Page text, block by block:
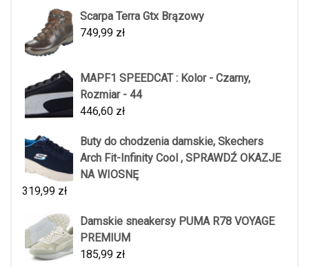
Scarpa Terra Gtx Brązowy
749,99 zł
MAPF1 SPEEDCAT : Kolor - Czarny,
Rozmiar - 44
446,60 zł
Buty do chodzenia damskie, Skechers
Arch Fit-Infinity Cool , SPRAWDŹ OKAZJE
NA WIOSNĘ
319,99 zł
Damskie sneakersy PUMA R78 VOYAGE
PREMIUM
185,99 zł